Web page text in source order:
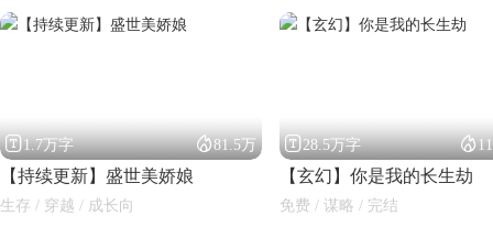
闪艺
1.7万字 81.5万
【持续更新】盛世美娇娘
生存 / 穿越 / 成长向
28.5万字 
【玄幻】你是我的长生劫
免费 / 谋略 / 完结